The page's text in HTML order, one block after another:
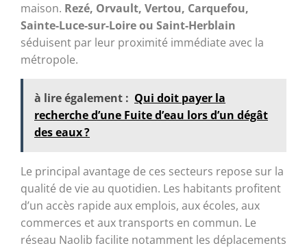
maison. Rezé, Orvault, Vertou, Carquefou,
Sainte-Luce-sur-Loire ou Saint-Herblain
séduisent par leur proximité immédiate avec la
métropole.
à lire également : Qui doit payer la
recherche d’une Fuite d’eau lors d’un dégât
des eaux ?
Le principal avantage de ces secteurs repose sur la
qualité de vie au quotidien. Les habitants profitent
d’un accès rapide aux emplois, aux écoles, aux
commerces et aux transports en commun. Le
réseau Naolib facilite notamment les déplacements